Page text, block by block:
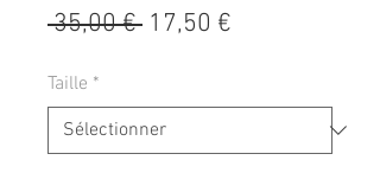
35,00 € Prix
17,50 €
Taille *